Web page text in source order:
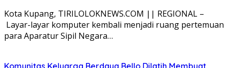
Kota Kupang, TIRILOLOKNEWS.COM || REGIONAL –
Layar-layar komputer kembali menjadi ruang pertemuan
para Aparatur Sipil Negara…
Komunitas Keluarga Berdaya Bello Dilatih Membuat